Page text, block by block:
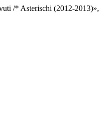
/* Asterischi (2012-2013)»,